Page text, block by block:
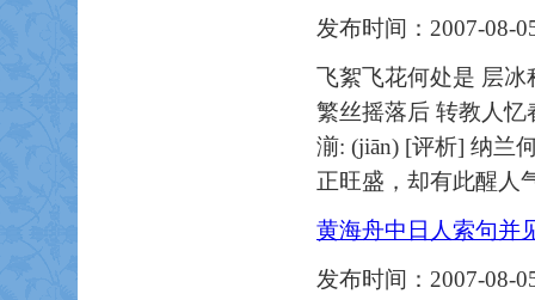
发布时间：2007-08-
飞絮飞花何处是 层
繁丝摇落后 转教人
湔: (jiān) [评析] 纳兰
正旺盛，却有此醒人
黄海舟中日人索句并
发布时间：2007-08-